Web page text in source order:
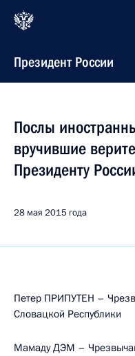
Президент России
Послы
вручившие
Президенту
28 мая 2015 года
Петер ПРИПУТЕН –
Словацкой Республики
Мамаду ДЭМ –